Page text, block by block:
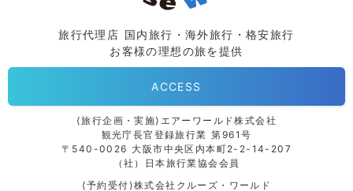
旅行代理店 国内旅行・海外旅行・格安旅行
お客様の理想の旅を提供
ACCESS
⟨旅行企画・実施⟩エアーワールド株式会社
観光庁長官登録旅行業 第961号
〒540-0026 大阪市中央区内本町2-2-14-207
（社）日本旅行業協会会員
⟨予約受付⟩株式会社クルーズ・ワールド